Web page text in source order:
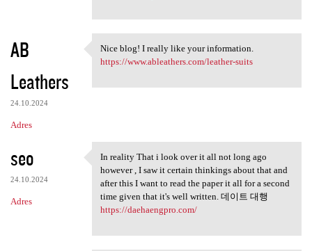
AB
Leathers
24.10.2024
Adres
Nice blog! I really like your
Nice blog! I really like your information.
https://www.ableathers.com/leather-suits
seo
24.10.2024
Adres
In reality That i look over
In reality That i look over it all not long ago
however , I saw it certain thinkings about that and
after this I want to read the paper it all for a second
time given that it's well written. 데이트 대행
https://daehaengpro.com/